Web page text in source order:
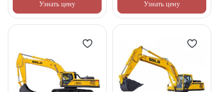
Узнать цену
Узнать цену